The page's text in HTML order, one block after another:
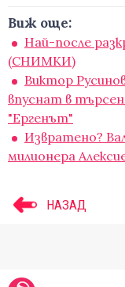
Виж още:
Най-после
(СНИМКИ)
Виктор
впуснат в
"Ергенът"
Извратено?
милионера
НАЗАД